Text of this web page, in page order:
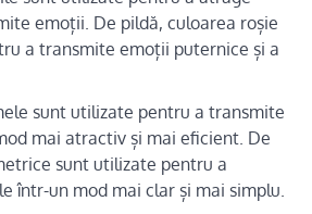
emoții. De pildă, culoarea roșie
a transmite emoții puternice și a
sunt utilizate pentru a transmite
mai atractiv și mai eficient. De
sunt utilizate pentru a
într-un mod mai clar și mai simplu.